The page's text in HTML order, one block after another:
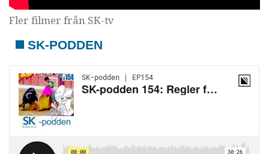
Fler filmer från SK-tv
SK-PODDEN